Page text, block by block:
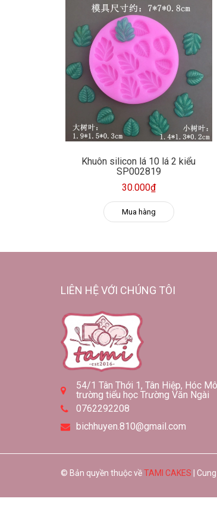
Khuôn silicon lá 10 lá 2 kiểu
SP002819
30.000₫
Mua hàng
LIÊN HỆ VỚI CHÚNG TÔI
54/1 Tân Thới 1, Tân Hiệp, Hóc
trường tiểu học Trường Văn Ngài
0762292208
bichhuyen.810@gmail.com
© Bản quyền thuộc vềTAMI CAKES |